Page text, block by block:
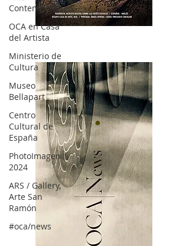
Contemporáneo
OCA en Casa
del Artista
Ministerio de
Cultura
Museo
Bellapart
Centro
Cultural de
España
PhotoImagen
2024
ARS / Gallery,
Arte San
Ramón
#oca/news
OCA|News 28 / Julio-Agosto-Septiembre, 2023